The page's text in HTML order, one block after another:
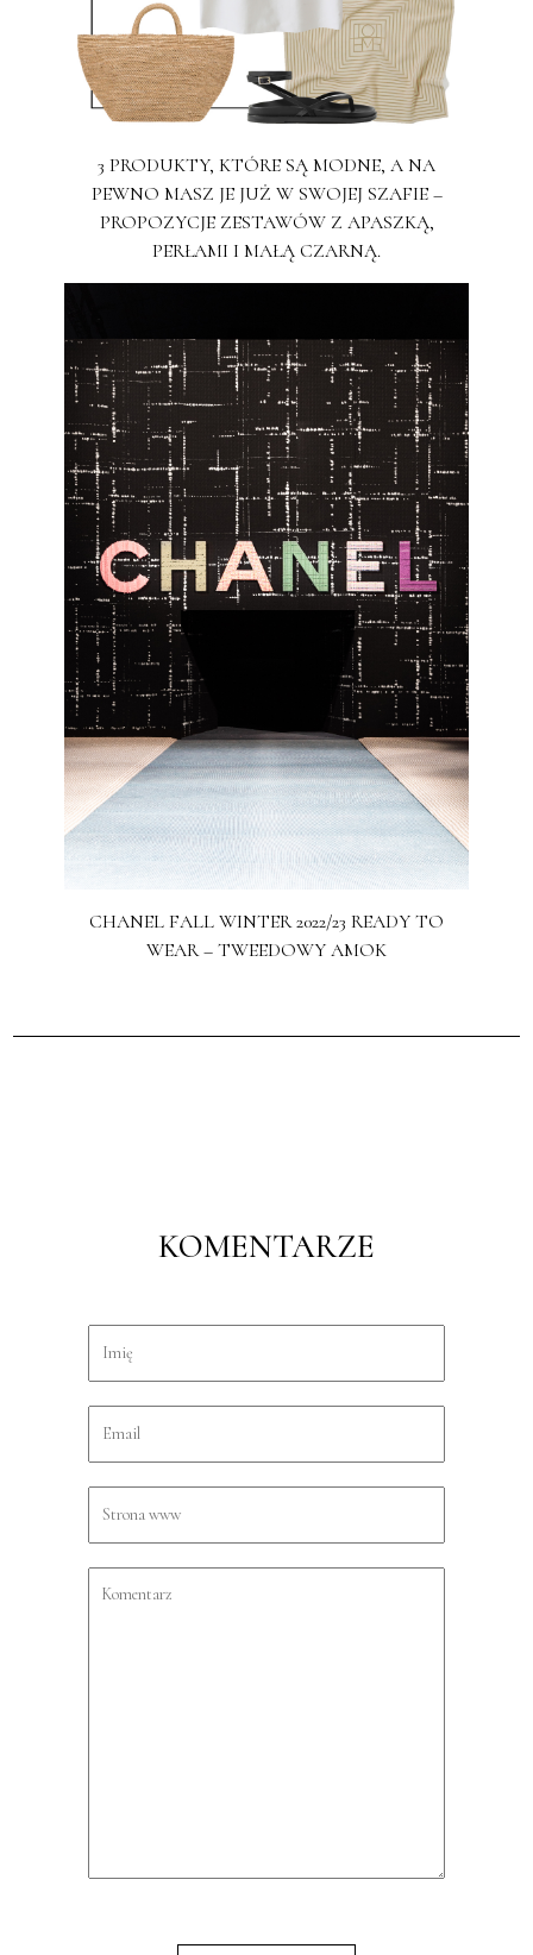
3 PRODUKTY, KTÓRE SĄ MODNE, A NA
PEWNO MASZ JE JUŻ W SWOJEJ SZAFIE –
PROPOZYCJE ZESTAWÓW Z APASZKĄ,
PERŁAMI I MAŁĄ CZARNĄ.
CHANEL FALL WINTER 2022/23 READY TO
WEAR – TWEEDOWY AMOK
KOMENTARZE